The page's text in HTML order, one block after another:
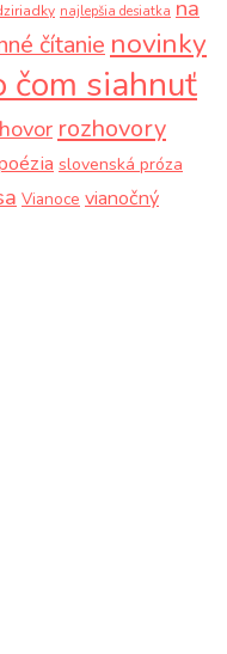
najlepšia desiatka na
čítanie novinky
čom siahnuť
rozhovory
slovenská próza
Vianoce vianočný